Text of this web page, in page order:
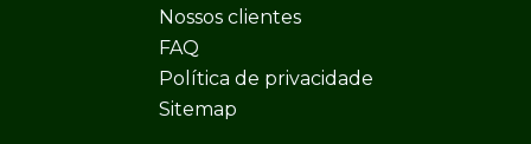
Nossos clientes
FAQ
Política de privacidade
Sitemap